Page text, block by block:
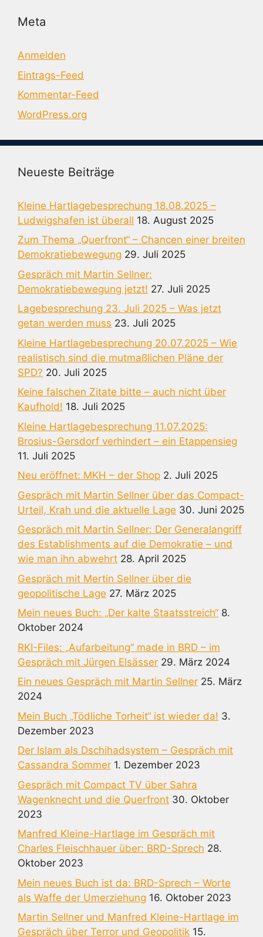
Meta
Anmelden
Eintrags-Feed
Kommentar-Feed
WordPress.org
Neueste Beiträge
Kleine Hartlagebesprechung 18.08.2025 –
Ludwigshafen ist überall 18. August 2025
Zum Thema „Querfront“ – Chancen einer breiten
Demokratiebewegung 29. Juli 2025
Gespräch mit Martin Sellner:
Demokratiebewegung jetzt! 27. Juli 2025
Lagebesprechung 23. Juli 2025 – Was jetzt
getan werden muss 23. Juli 2025
Kleine Hartlagebesprechung 20.07.2025 – Wie
realistisch sind die mutmaßlichen Pläne der
SPD? 20. Juli 2025
Keine falschen Zitate bitte – auch nicht über
Kaufhold! 18. Juli 2025
Kleine Hartlagebesprechung 11.07.2025:
Brosius-Gersdorf verhindert – ein Etappensieg
11. Juli 2025
Neu eröffnet: MKH – der Shop 2. Juli 2025
Gespräch mit Martin Sellner über das Compact-
Urteil, Krah und die aktuelle Lage 30. Juni 2025
Gespräch mit Martin Sellner: Der Generalangriff
des Establishments auf die Demokratie – und
wie man ihn abwehrt 28. April 2025
Gespräch mit Mertin Sellner über die
geopolitische Lage 27. März 2025
Mein neues Buch: „Der kalte Staatsstreich“ 8.
Oktober 2024
RKI-Files: „Aufarbeitung“ made in BRD – im
Gespräch mit Jürgen Elsässer 29. März 2024
Ein neues Gespräch mit Martin Sellner 25. März
2024
Mein Buch „Tödliche Torheit“ ist wieder da! 3.
Dezember 2023
Der Islam als Dschihadsystem – Gespräch mit
Cassandra Sommer 1. Dezember 2023
Gespräch mit Compact TV über Sahra
Wagenknecht und die Querfront 30. Oktober
2023
Manfred Kleine-Hartlage im Gespräch mit
Charles Fleischhauer über: BRD-Sprech 28.
Oktober 2023
Mein neues Buch ist da: BRD-Sprech – Worte
als Waffe der Umerziehung 16. Oktober 2023
Martin Sellner und Manfred Kleine-Hartlage im
Gespräch über Terror und Geopolitik 15.